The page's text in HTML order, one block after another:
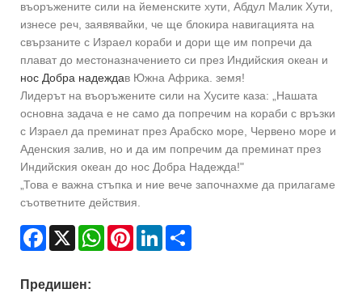
въоръжените сили на йеменските хути, Абдул Малик Хути,
изнесе реч, заявявайки, че ще блокира навигацията на
свързаните с Израел кораби и дори ще им попречи да
плават до местоназначението си през Индийския океан и
нос Добра надеждав Южна Африка. земя!
Лидерът на въоръжените сили на Хусите каза: „Нашата
основна задача е не само да попречим на кораби с връзки
с Израел да преминат през Арабско море, Червено море и
Аденския залив, но и да им попречим да преминат през
Индийския океан до нос Добра Надежда!"
„Това е важна стъпка и ние вече започнахме да прилагаме
съответните действия.
Facebook
X WhatsAppPinterestLinkedIn
Предишен: